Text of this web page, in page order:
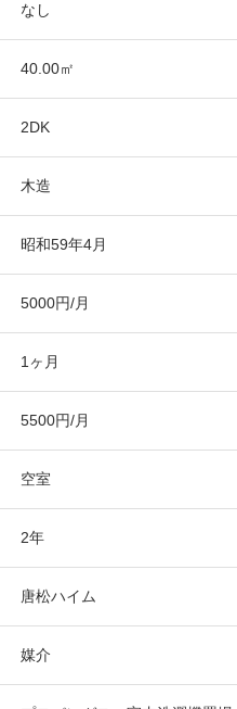
なし
40.00㎡
2DK
木造
昭和59年4月
5000円/月
1ヶ月
5500円/月
空室
2年
唐松ハイム
媒介